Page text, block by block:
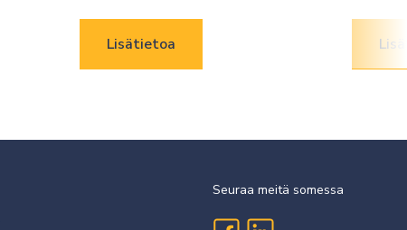
Lisätietoa
Seuraa meitä somessa